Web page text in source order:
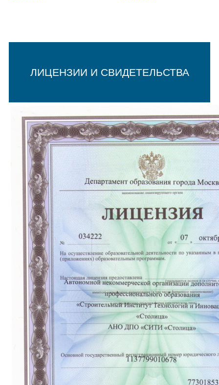
ЛИЦЕНЗИИ И СВИДЕТЕЛЬСТВА